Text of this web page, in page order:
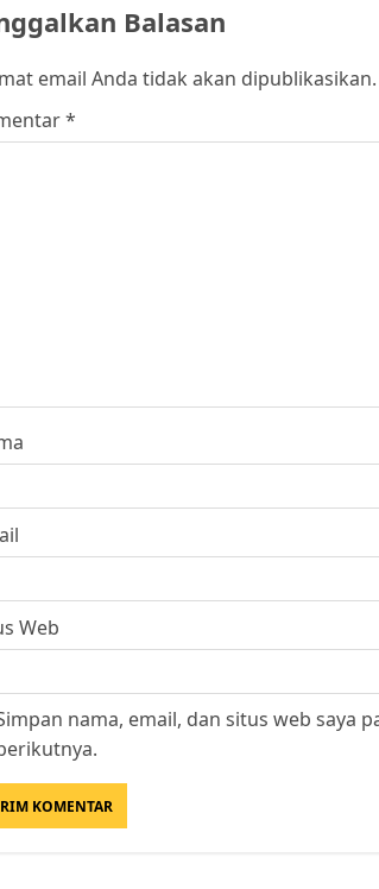
Balasan
email Anda tidak akan dipublikasikan.
*
Web
nama, email, dan situs web saya